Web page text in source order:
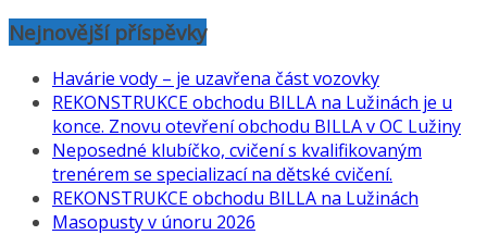
Nejnovější příspěvky
Havárie vody – je uzavřena část vozovky
REKONSTRUKCE obchodu BILLA na Lužinách je u
konce. Znovu otevření obchodu BILLA v OC Lužiny
Neposedné klubíčko, cvičení s kvalifikovaným
trenérem se specializací na dětské cvičení.
REKONSTRUKCE obchodu BILLA na Lužinách
Masopusty v únoru 2026